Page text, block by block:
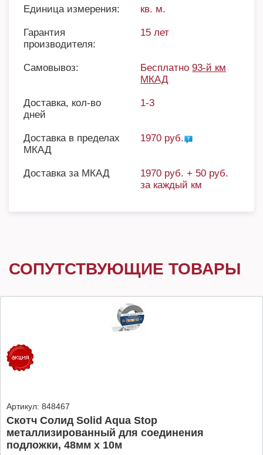
Единица измерения: кв. м.
Гарантия
производителя:
15 лет
Самовывоз: Бесплатно 93-й км
МКАД
Доставка, кол-во
дней
1-3
Доставка в пределах
МКАД
1970 руб.
Доставка за МКАД
1970 руб. + 50 руб.
за каждый км
СОПУТСТВУЮЩИЕ ТОВАРЫ
Артикул: 848467
Скотч Солид Solid Aqua Stop
металлизированный для соединения
подложки, 48мм х 10м